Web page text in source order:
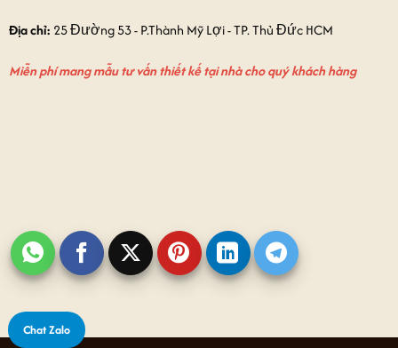
Địa chỉ: 25 Đường 53 - P.Thành Mỹ Lợi - TP. Thủ Đức HCM
Miễn phí mang mẫu tư vấn thiết kế tại nhà cho quý khách hàng
Chat Zalo